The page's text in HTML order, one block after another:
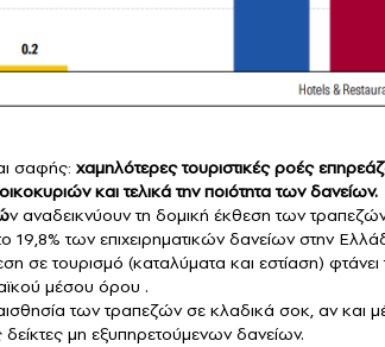
σαφής: χαμηλότερες τουριστικές ροές
και τελικά την ποιότητα των δανείων.
ν αναδεικνύουν τη δομική έκθεση των
19,8% των επιχειρηματικών δανείων στην
σε τουρισμό (καταλύματα και εστίαση)
μέσου όρου .
των τραπεζών σε κλαδικά σοκ, αν και
μη εξυπηρετούμενων δανείων.